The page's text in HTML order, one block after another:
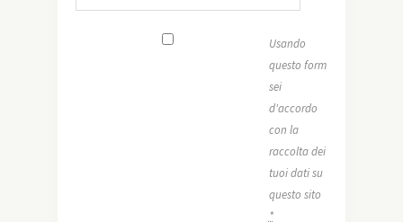
Usando
questo form
sei
d'accordo
con la
raccolta dei
tuoi dati su
questo sito
*